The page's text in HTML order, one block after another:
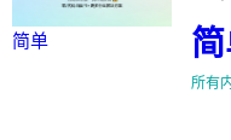
简单
所有